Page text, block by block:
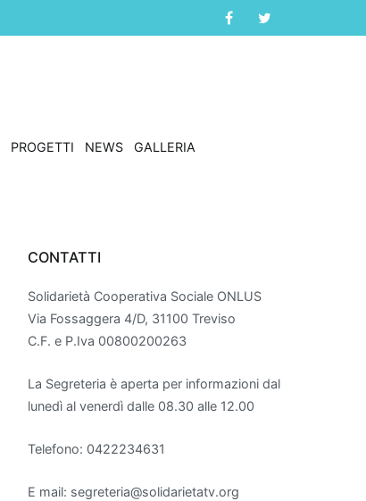
PROGETTI NEWS GALLERIA
CONTATTI
Solidarietà Cooperativa Sociale ONLUS
Via Fossaggera 4/D, 31100 Treviso
C.F. e P.Iva 00800200263
La Segreteria è aperta per informazioni dal
lunedì al venerdì dalle 08.30 alle 12.00
Telefono: 0422234631
E mail: segreteria@solidarietatv.org